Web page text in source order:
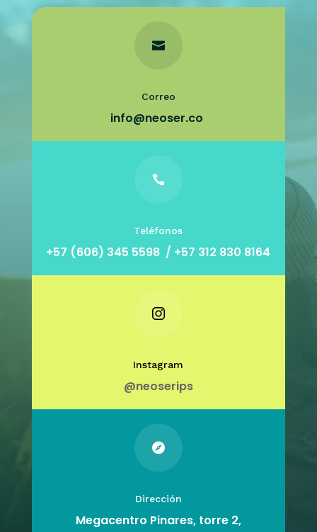

Correo
info@neoser.co

Teléfonos
+57 (606) 345 5598 / +57 312 830 8164

Instagram
@neoserips

Dirección
Megacentro Pinares, torre 2,